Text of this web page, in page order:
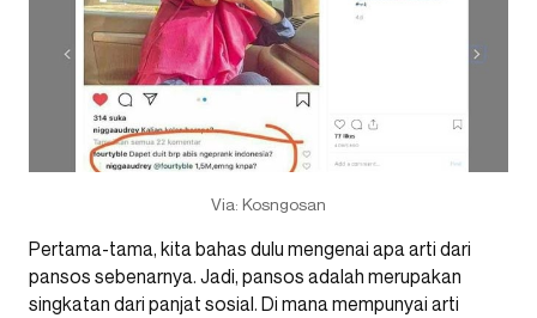
Via: Kosngosan
Pertama-tama, kita bahas dulu mengenai apa arti dari
pansos sebenarnya. Jadi, pansos adalah merupakan
singkatan dari panjat sosial. Di mana mempunyai arti